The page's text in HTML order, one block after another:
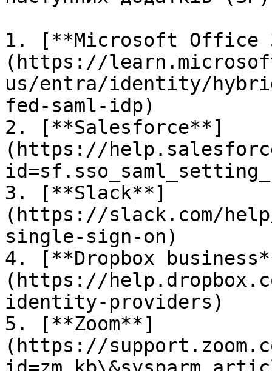
1. [**Microsoft Office
(https://
us/entra/identity/
fed-saml-idp)
2. [**Salesforce**]
(https://
3. [**Slack**]
(https://slack.com/
single-sign-on)
4. [**Dropbox
(https://
identity-providers)
5. [**Zoom**]
(https://